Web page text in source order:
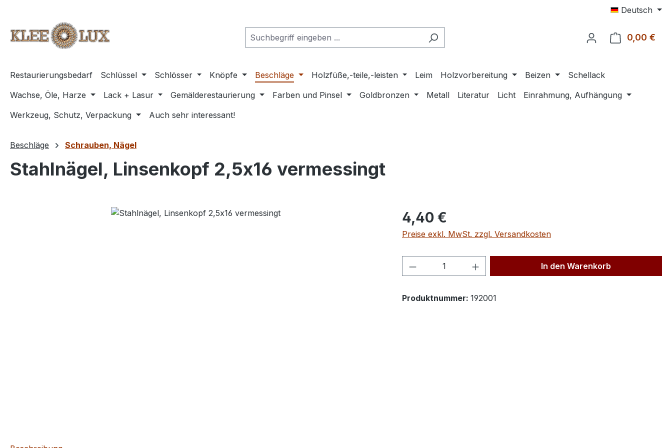
Deutsch
0,00 €
Restaurierungsbedarf Schlüssel Schlösser Knöpfe Beschläge Holzfüße,-teile,-leisten Leim Holzvorbereitung Beizen
Schellack
Wachse, Öle, Harze
Lack + Lasur Gemälderestaurierung Farben und Pinsel Goldbronzen Metall Literatur Licht
Einrahmung, Aufhängung
Werkzeug, Schutz, Verpackung
Auch sehr interessant!
Beschläge Schrauben, Nägel
Stahlnägel, Linsenkopf 2,5x16 vermessingt
Regulärer Preis:
4,40 €
Preise exkl. MwSt. zzgl. Versandkosten
Produkt Anzahl: Gib den gewünschten Wert
In den Warenkorb
Produktnummer: 192001